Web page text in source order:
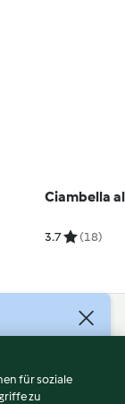
Ciambella
3.7 (18)
für soziale
zu